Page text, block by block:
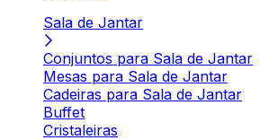
Sala de Jantar
Conjuntos para Sala de Jantar
Mesas para Sala de Jantar
Cadeiras para Sala de Jantar
Buffet
Cristaleiras